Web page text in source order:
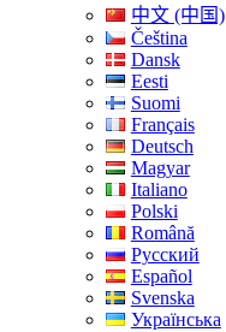
中文 (中国)
Čeština
Dansk
Eesti
Suomi
Français
Deutsch
Magyar
Italiano
Polski
Română
Русский
Español
Svenska
Українська